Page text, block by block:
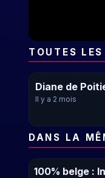
TOUTES
Diane de
Il y a 2 mois
DANS LA
100% belge :